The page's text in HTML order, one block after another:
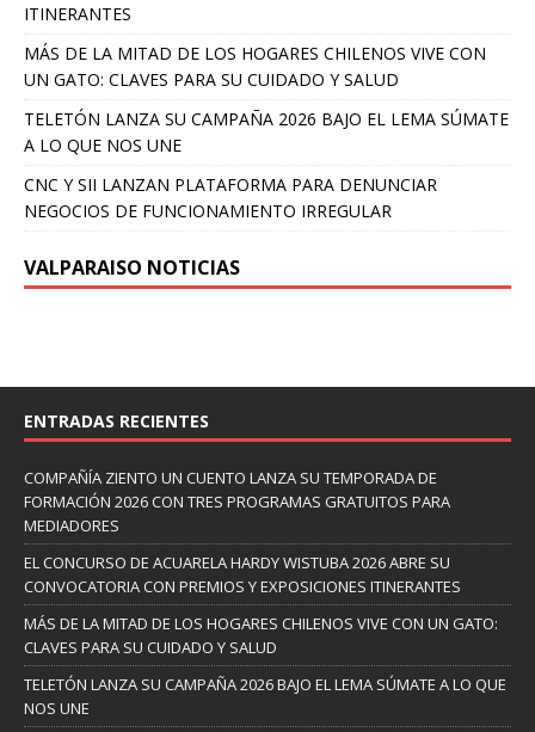
ITINERANTES
MÁS DE LA MITAD DE LOS HOGARES CHILENOS VIVE CON
UN GATO: CLAVES PARA SU CUIDADO Y SALUD
TELETÓN LANZA SU CAMPAÑA 2026 BAJO EL LEMA SÚMATE
A LO QUE NOS UNE
CNC Y SII LANZAN PLATAFORMA PARA DENUNCIAR
NEGOCIOS DE FUNCIONAMIENTO IRREGULAR
VALPARAISO NOTICIAS
ENTRADAS RECIENTES
COMPAÑÍA ZIENTO UN CUENTO LANZA SU TEMPORADA DE
FORMACIÓN 2026 CON TRES PROGRAMAS GRATUITOS PARA
MEDIADORES
EL CONCURSO DE ACUARELA HARDY WISTUBA 2026 ABRE SU
CONVOCATORIA CON PREMIOS Y EXPOSICIONES ITINERANTES
MÁS DE LA MITAD DE LOS HOGARES CHILENOS VIVE CON UN GATO:
CLAVES PARA SU CUIDADO Y SALUD
TELETÓN LANZA SU CAMPAÑA 2026 BAJO EL LEMA SÚMATE A LO QUE
NOS UNE